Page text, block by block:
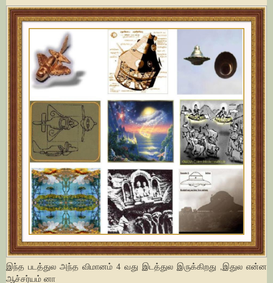
இந்த படத்துல அந்த விமானம் 4 வது இடத்துல இருக்கிறது ,இதுல என்ன
ஆச்சர்யம் னா